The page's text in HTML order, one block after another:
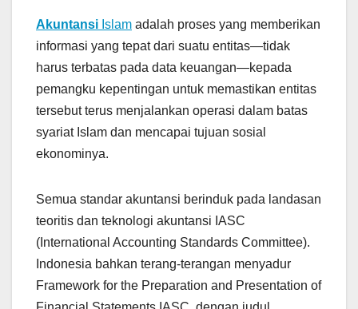
Akuntansi Islam adalah proses yang memberikan
informasi yang tepat dari suatu entitas—tidak
harus terbatas pada data keuangan—kepada
pemangku kepentingan untuk memastikan entitas
tersebut terus menjalankan operasi dalam batas
syariat Islam dan mencapai tujuan sosial
ekonominya.
Semua standar akuntansi berinduk pada landasan
teoritis dan teknologi akuntansi IASC
(International Accounting Standards Committee).
Indonesia bahkan terang-terangan menyadur
Framework for the Preparation and Presentation of